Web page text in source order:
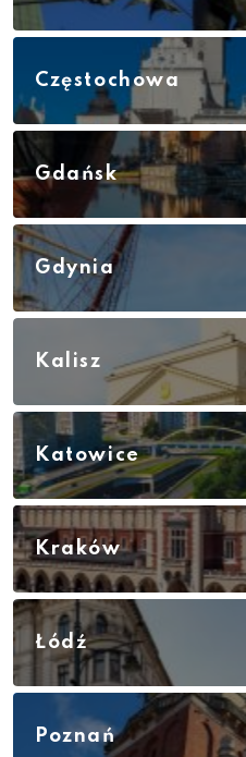
Częstochowa
Gdańsk
Gdynia
Kalisz
Katowice
Kraków
Łódź
Poznań